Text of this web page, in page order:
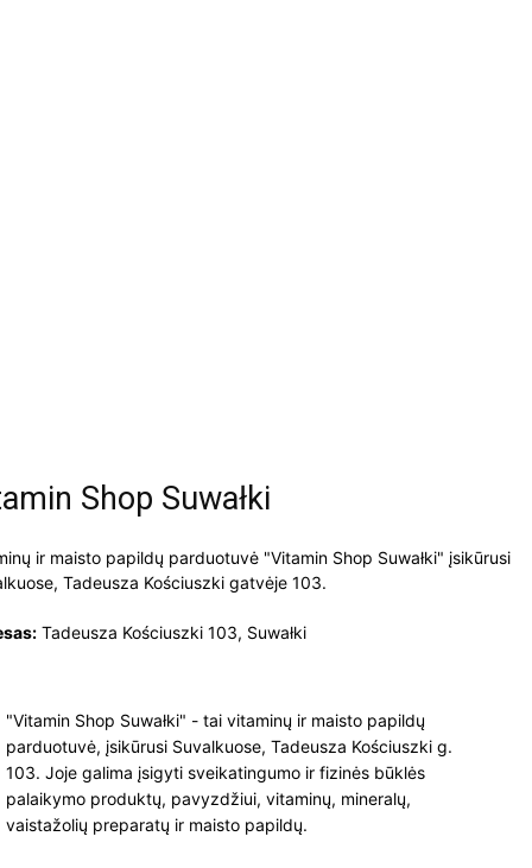
Shop Suwałki
ir maisto papildų parduotuvė "Vitamin Shop Suwałki" įsikūrusi
Tadeusza Kościuszki gatvėje 103.
Tadeusza Kościuszki 103, Suwałki
"Vitamin Shop Suwałki" - tai vitaminų ir maisto papildų
parduotuvė, įsikūrusi Suvalkuose, Tadeusza Kościuszki g.
103. Joje galima įsigyti sveikatingumo ir fizinės būklės
palaikymo produktų, pavyzdžiui, vitaminų, mineralų,
vaistažolių preparatų ir maisto papildų.